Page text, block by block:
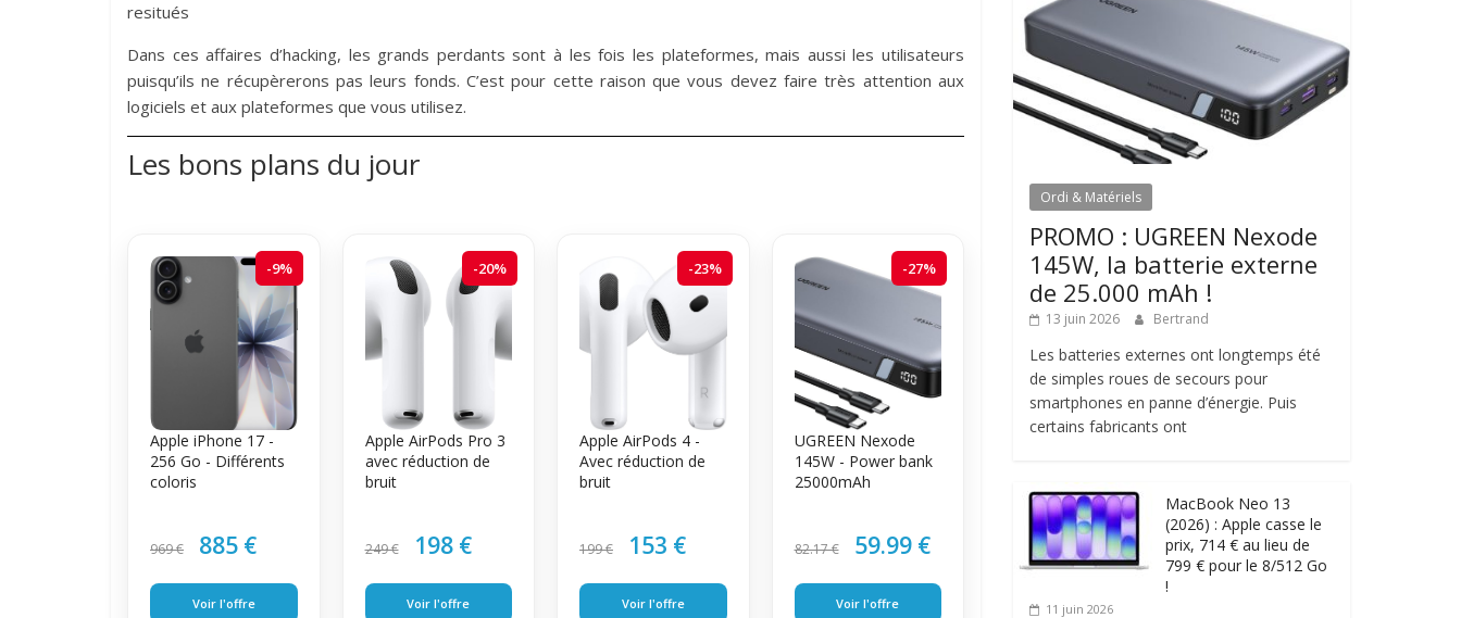
resitués
Dans ces affaires d’hacking, les grands perdants sont à les fois les plateformes, mais aussi les utilisateurs
puisqu’ils ne récupèrerons pas leurs fonds. C’est pour cette raison que vous devez faire très attention aux
logiciels et aux plateformes que vous utilisez.
Les bons plans du jour
-9%
Apple iPhone 17 -
256 Go - Différents
coloris
969 € 885 €
Voir l'offre
-20%
Apple AirPods Pro 3
avec réduction de
bruit
249 € 198 €
Voir l'offre
-23%
Apple AirPods 4 -
Avec réduction de
bruit
199 € 153 €
Voir l'offre
-27%
UGREEN Nexode
145W - Power bank
25000mAh
82.17 € 59.99 €
Voir l'offre
Ordi & Matériels
PROMO : UGREEN Nexode
145W, la batterie externe
de 25.000 mAh !
13 juin 2026 Bertrand
Les batteries externes ont longtemps été
de simples roues de secours pour
smartphones en panne d’énergie. Puis
certains fabricants ont
MacBook Neo 13
(2026) : Apple casse le
prix, 714 € au lieu de
799 € pour le 8/512 Go
!
11 juin 2026